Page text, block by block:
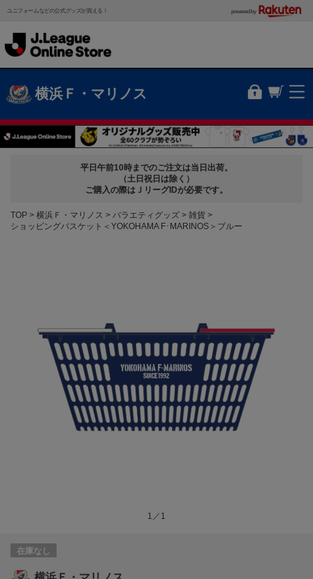
ユニフォームなどの公式グッズが買える！ powered by
横浜Ｆ・マリノス
平日午前10時までのご注文は当日出荷。
（土日祝日は除く）
ご購入の際はＪリーグIDが必要です。
TOP 横浜Ｆ・マリノス バラエティグッズ
雑貨
ショッピングバスケット＜YOKOHAMA F･MARINOS＞ブルー
1／1
在庫なし